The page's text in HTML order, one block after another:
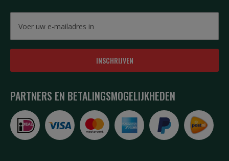
INSCHRIJVEN
PARTNERS EN BETALINGSMOGELIJKHEDEN